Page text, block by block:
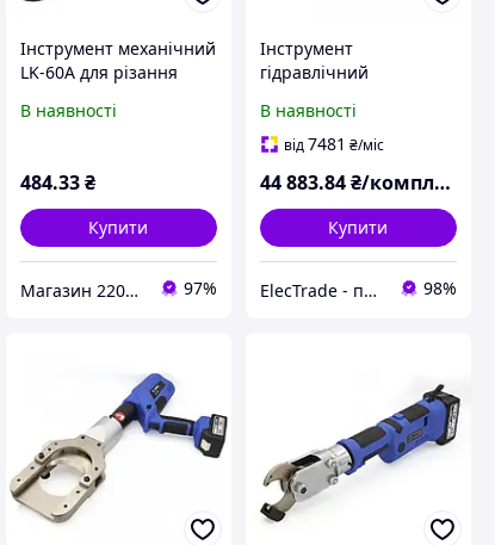
Інструмент механічний
LK-60A для різання
ножиці для відрізання
В наявності
484.33 ₴
Купити
Магазин 220Vip 97%
Інструмент
гідравлічний
різання EL-40 TAKEL
В наявності
від7481 ₴/міс
44 883.84₴/комплект
Купити
ElecTrade - постачальник електротехнічної продукції 98%